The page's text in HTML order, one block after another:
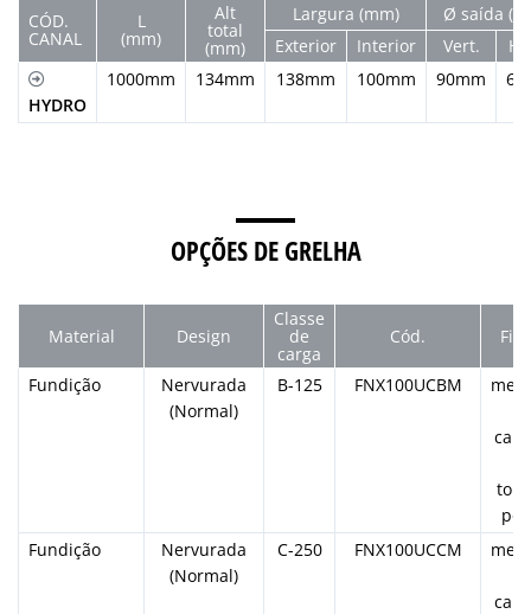
CÓD.
CANAL
L
(mm)
Alt
total
(mm)
Largura (mm)
Ø saída
Exterior
Interior Vert.
HYDRO
1000mm 134mm 138mm 100mm 90mm
OPÇÕES DE GRELHA
Material Design
Classe
de
carga
Cód.
Fundição
Nervurada
(Normal)
B-125 FNX100UCBM
Fundição
Nervurada
(Normal)
C-250 FNX100UCCM